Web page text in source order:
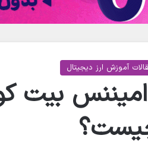
آموزش ارز دیجیتال